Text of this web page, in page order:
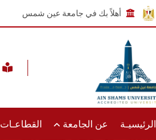
أهلاً بك في جامعة عين شمس
الرئيسيـة عن الجامعة القطاعـات